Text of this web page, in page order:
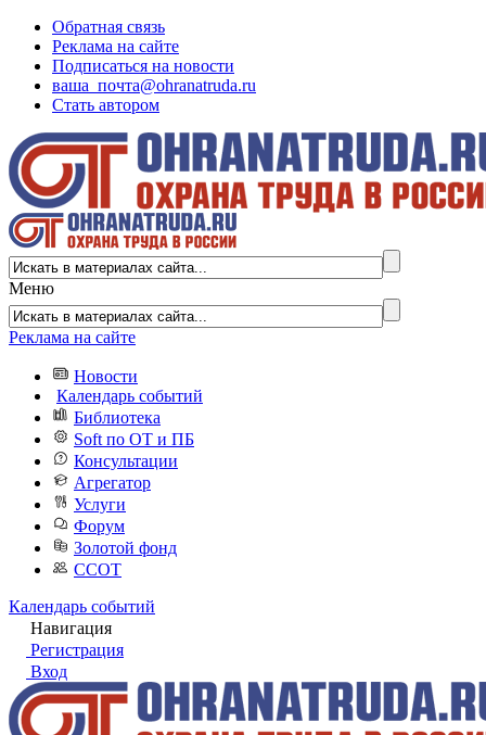
Обратная связь
Реклама на сайте
Подписаться на новости
ваша_почта@ohranatruda.ru
Стать автором
Меню
Реклама на сайте
Новости
Календарь событий
Библиотека
Soft по ОТ и ПБ
Консультации
Агрегатор
Услуги
Форум
Золотой фонд
ССОТ
Календарь событий
Навигация
Регистрация
Вход